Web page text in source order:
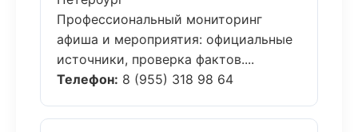
Профессиональный мониторинг
афиша и мероприятия: официальные
источники, проверка фактов....
Телефон: 8 (955) 318 98 64